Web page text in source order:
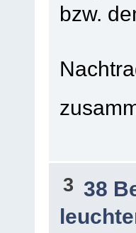
bzw.
3 38